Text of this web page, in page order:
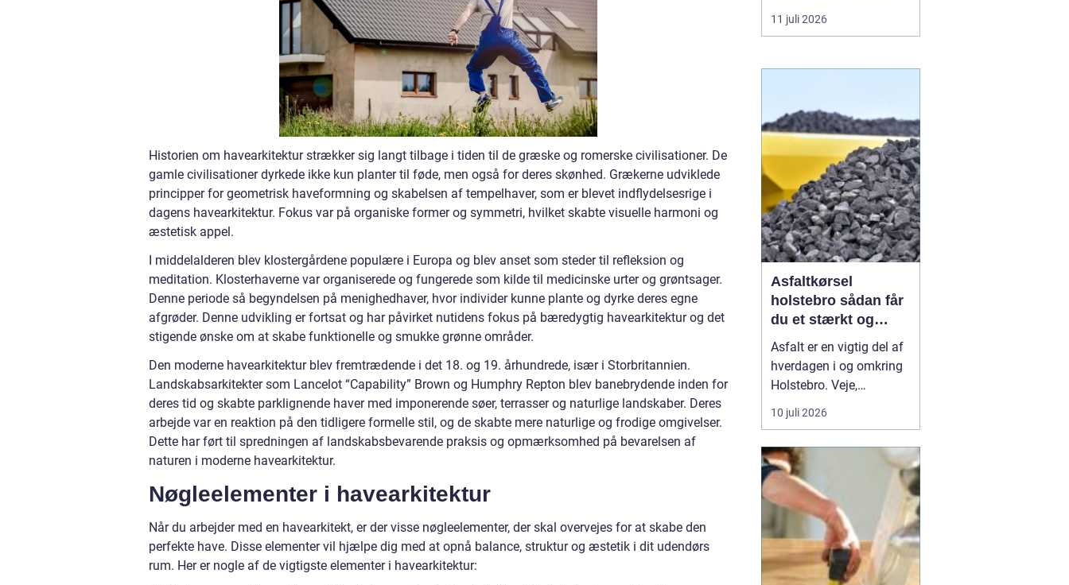
Historien om havearkitektur strækker sig langt tilbage i tiden til de græske og romerske civilisationer. De
gamle civilisationer dyrkede ikke kun planter til føde, men også for deres skønhed. Grækerne udviklede
principper for geometrisk haveformning og skabelsen af tempelhaver, som er blevet indflydelsesrige i
dagens havearkitektur. Fokus var på organiske former og symmetri, hvilket skabte visuelle harmoni og
æstetisk appel.
I middelalderen blev klostergårdene populære i Europa og blev anset som steder til refleksion og
meditation. Klosterhaverne var organiserede og fungerede som kilde til medicinske urter og grøntsager.
Denne periode så begyndelsen på menighedhaver, hvor individer kunne plante og dyrke deres egne
afgrøder. Denne udvikling er fortsat og har påvirket nutidens fokus på bæredygtig havearkitektur og det
stigende ønske om at skabe funktionelle og smukke grønne områder.
Den moderne havearkitektur blev fremtrædende i det 18. og 19. århundrede, især i Storbritannien.
Landskabsarkitekter som Lancelot “Capability” Brown og Humphry Repton blev banebrydende inden for
deres tid og skabte parklignende haver med imponerende søer, terrasser og naturlige landskaber. Deres
arbejde var en reaktion på den tidligere formelle stil, og de skabte mere naturlige og frodige omgivelser.
Dette har ført til spredningen af landskabsbevarende praksis og opmærksomhed på bevarelsen af
naturen i moderne havearkitektur.
Nøgleelementer i havearkitektur
Når du arbejder med en havearkitekt, er der visse nøgleelementer, der skal overvejes for at skabe den
perfekte have. Disse elementer vil hjælpe dig med at opnå balance, struktur og æstetik i dit udendørs
rum. Her er nogle af de vigtigste elementer i havearkitektur:
både nybyggeri,
renovering og
boliger og
Aarhus er der stor
aktivitet inden for
byggeri, og derfor er der
løbende ...
11 juli 2026
Asfaltkørsel
holstebro sådan får
du et stærkt og
holdbart underlag
Asfalt er en vigtig del af
hverdagen i og omkring
Holstebro. Veje,
indkørsler,
parkeringspladser og
kun optimalt, hvis
asfalten er lagt korrekt
og kørt ud på den rigtige
måde. Mange tænker
mest på selve asfalten,
men asfaltkø...
10 juli 2026